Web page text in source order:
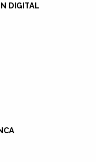
DIGITAL